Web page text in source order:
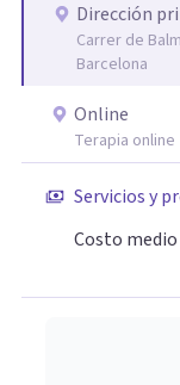
Dirección
Carrer de
Barcelona
Online
Terapia online
Servicios y
Costo